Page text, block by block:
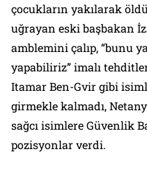
çocukların yakılarak
uğrayan eski başbakan
amblemini çalıp, “bunu
yapabiliriz” imalı
Itamar Ben-Gvir gibi
girmekle kalmadı,
sağcı isimlere Güvenlik
pozisyonlar verdi.